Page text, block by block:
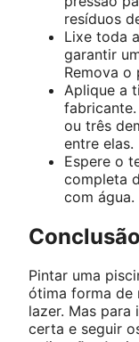
resíduos
Lixe toda
garantir
Remova o
Aplique a
fabricante.
ou três
entre elas.
Espere o
completa
com água.
Conclusão
Pintar uma
ótima forma de
lazer. Mas para
certa e seguir